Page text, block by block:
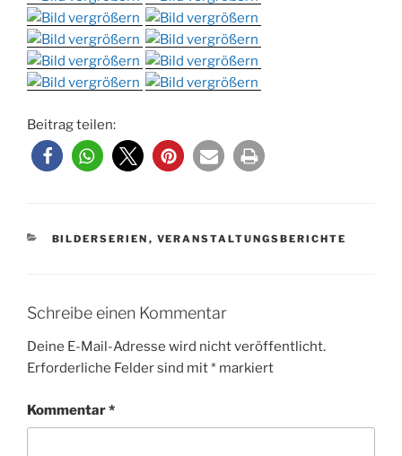
Beitrag teilen:
KATEGORIEN
BILDERSERIEN , VERANSTALTUNGSBERICHTE
Schreibe einen Kommentar
Deine E-Mail-Adresse wird nicht veröffentlicht.
Erforderliche Felder sind mit* markiert
Kommentar*